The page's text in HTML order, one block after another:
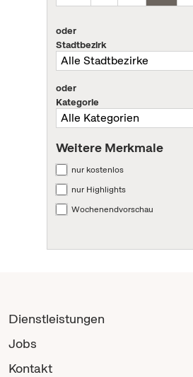
oder
Stadtbezirk
oder
Kategorie
Weitere Merkmale
nur kostenlos
nur Highlights
Wochenendvorschau
Dienstleistungen
Jobs
Kontakt